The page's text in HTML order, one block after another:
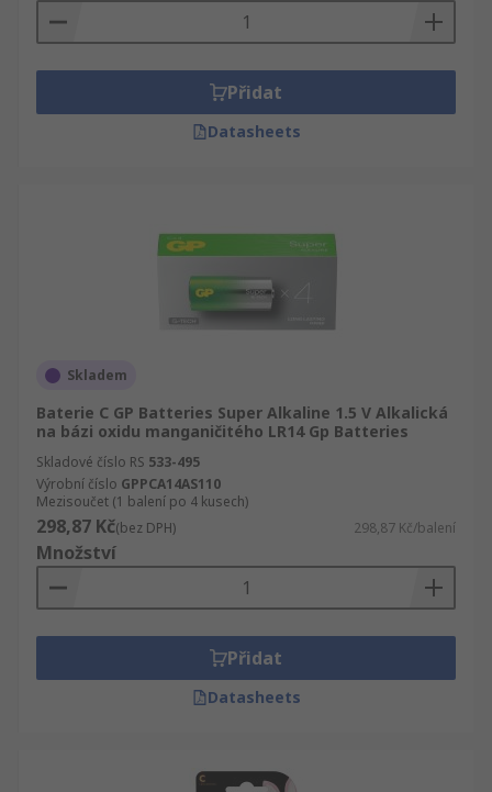
Přidat
Datasheets
Skladem
Baterie C GP Batteries Super Alkaline 1.5 V Alkalická
na bázi oxidu manganičitého LR14 Gp Batteries
Skladové číslo RS 533-495
Výrobní číslo GPPCA14AS110
Mezisoučet (1 balení po 4 kusech)
298,87 Kč(bez DPH) 298,87 Kč/balení
Množství
Přidat
Datasheets